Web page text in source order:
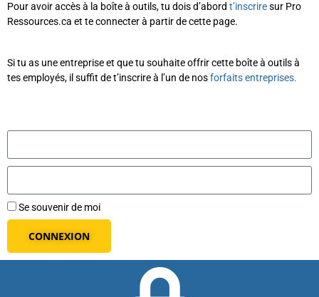
Pour avoir accès à la boîte à outils, tu dois d’abord t’inscriresur Pro
Ressources.ca et te connecter à partir de cette page.
Si tu as une entreprise et que tu souhaite offrir cette boîte à outils à
tes employés, il suffit de t’inscrire à l’un de nosforfaits entreprises.
Se souvenir de moi
CONNEXION